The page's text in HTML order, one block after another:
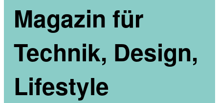
Magazin für
Technik, Design,
Lifestyle